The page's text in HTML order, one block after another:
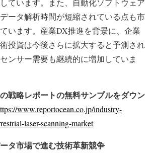
ています。また、自動化ソフトウェア
ータ解析時間が短縮されている点も市
います。産業DX推進を背景に、企業
投資は今後さらに拡大すると予測され
ンサー需要も継続的に増加していま
戦略レポートの無料サンプルをダウン
ttps://www.reportocean.co.jp/industry-
laser-scanning-market
タ市場で進む技術革新競争